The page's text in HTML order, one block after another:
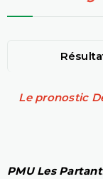
Le pronostic
PMU Les